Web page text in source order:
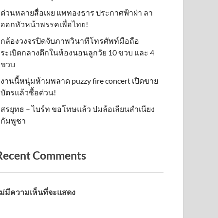
ด่วนหลายสื่อเผย แพทองธาร ประกาศฟ้าผ่า ลา
ออกหัวหน้าพรรคเพื่อไทย!
กล้องวงจรปิดจับภาพวินาทีโทรศัพท์มือถือ
ระเบิดกลางดึกในห้องนอนลูกวัย 10 ขวบ และ 4
ขวบ
งานนี้หนุ่มห้ามพลาด puzzy fire concert เปิดขาย
บัตรแล้วซื้อด่วน!
สรยุทธ – ไบร์ท ขอโทษแล้ว ปมล้อเลียนสำเนียง
กัมพูชา
Comments
มีความเห็นที่จะแสดง